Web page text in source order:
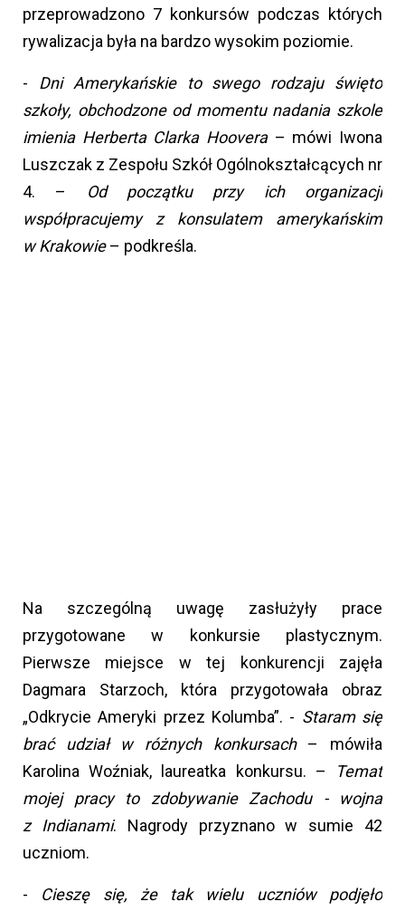
przeprowadzono 7 konkursów podczas których
rywalizacja była na bardzo wysokim poziomie.
- Dni Amerykańskie to swego rodzaju święto
szkoły, obchodzone od momentu nadania szkole
imienia Herberta Clarka Hoovera– mówi Iwona
Luszczak z Zespołu Szkół Ogólnokształcących nr
4. –
Od początku przy ich organizacji
współpracujemy z konsulatem amerykańskim
w Krakowie– podkreśla.
Na szczególną uwagę zasłużyły prace
przygotowane w konkursie plastycznym.
Pierwsze miejsce w tej konkurencji zajęła
Dagmara Starzoch, która przygotowała obraz
„Odkrycie Ameryki przez Kolumba”. - Staram się
brać udział w różnych konkursach– mówiła
Karolina Woźniak, laureatka konkursu. –
Temat
mojej pracy to zdobywanie Zachodu - wojna
z Indianami. Nagrody przyznano w sumie 42
uczniom.
- Cieszę się, że tak wielu uczniów podjęło